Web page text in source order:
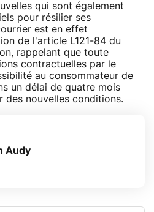
qui sont également
pour résilier ses
est en effet
de l'article L121-84 du
rappelant que toute
contractuelles par le
au consommateur de
un délai de quatre mois
des nouvelles conditions.
Audy